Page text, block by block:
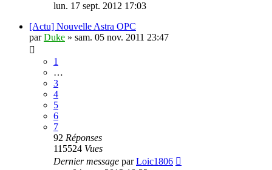
lun. 17 sept. 2012 17:03
[Actu] Nouvelle Astra OPC
parDuke » sam. 05 nov. 2011 23:47
1
…
3
4
5
6
7
92 Réponses
115524 Vues
Dernier message parLoic1806